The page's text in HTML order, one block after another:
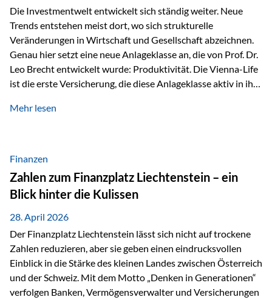
Die Investmentwelt entwickelt sich ständig weiter. Neue
Trends entstehen meist dort, wo sich strukturelle
Veränderungen in Wirtschaft und Gesellschaft abzeichnen.
Genau hier setzt eine neue Anlageklasse an, die von Prof. Dr.
Leo Brecht entwickelt wurde: Produktivität. Die Vienna-Life
ist die erste Versicherung, die diese Anlageklasse aktiv in ihre
Vorreiter. Warum auf das Thema Produktivität setzen? Die
Wirtschaftswachstum, verändern die Spielregeln für
Investoren. Produktivität adressiert genau diese
Herausforderungen, da wirtschaftliches Wachstum
langfristig durch Produktivitätssteigerung entsteht, also
durch die Fähigkeit von Unternehmen, mehr…
Mehr lesen
Finanzen
Zahlen zum Finanzplatz Liechtenstein – ein
Blick hinter die Kulissen
28. April 2026
Der Finanzplatz Liechtenstein lässt sich nicht auf trockene
Zahlen reduzieren, aber sie geben einen eindrucksvollen
Einblick in die Stärke des kleinen Landes zwischen Österreich
und der Schweiz. Mit dem Motto „Denken in Generationen“
verfolgen Banken, Vermögensverwalter und Versicherungen